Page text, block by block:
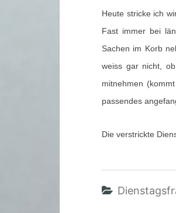
Heute stricke ich
Fast immer bei
Sachen im Korb
weiss gar nicht,
mitnehmen
passendes
Die verstrickte